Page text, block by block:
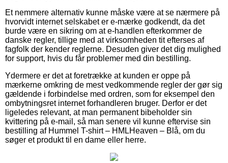
Et nemmere alternativ kunne måske være at se nærmere på
hvorvidt internet selskabet er e-mærke godkendt, da det
burde være en sikring om at e-handlen efterkommer de
danske regler, tillige med at virksomheden tit efterses af
fagfolk der kender reglerne. Desuden giver det dig mulighed
for support, hvis du får problemer med din bestilling.
Ydermere er det at foretrække at kunden er oppe på
mærkerne omkring de mest vedkommende regler der gør sig
gældende i forbindelse med ordren, som for eksempel den
ombytningsret internet forhandleren bruger. Derfor er det
ligeledes relevant, at man permanent bibeholder sin
kvittering på e-mail, så man senere vil kunne eftervise sin
bestilling af Hummel T-shirt – HMLHeaven – Blå, om du
søger et produkt til en dame eller herre.